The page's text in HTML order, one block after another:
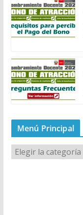
Menú Principal
M
e